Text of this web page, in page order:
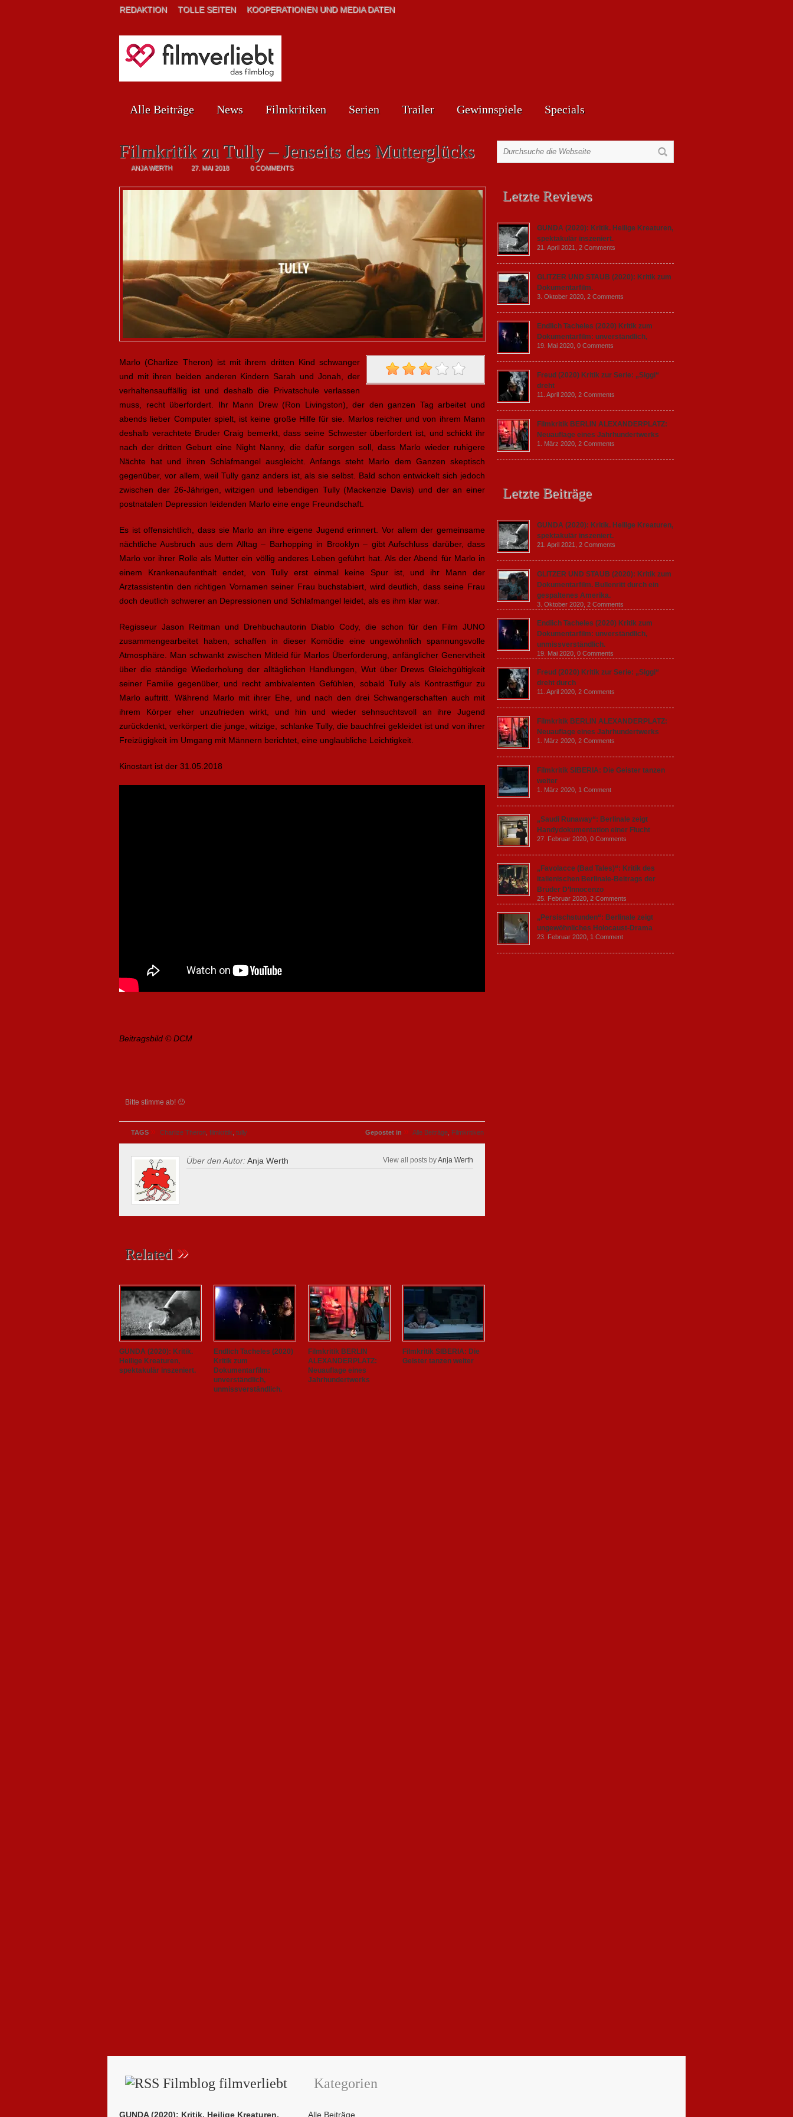
REDAKTION TOLLE SEITEN KOOPERATIONEN UND MEDIA DATEN
Alle Beiträge News Filmkritiken Serien Trailer Gewinnspiele Specials
Filmkritik zu Tully – Jenseits des Mutterglücks
ANJA WERTH 27. MAI 2018 0 COMMENTS
Marlo (Charlize Theron) ist mit ihrem dritten Kind schwanger
und mit ihren beiden anderen Kindern Sarah und Jonah, der
verhaltensauffällig ist und deshalb die Privatschule verlassen
muss, recht überfordert. Ihr Mann Drew (Ron Livingston), der den ganzen Tag arbeitet und
abends lieber Computer spielt, ist keine große Hilfe für sie. Marlos reicher und von ihrem Mann
deshalb verachtete Bruder Craig bemerkt, dass seine Schwester überfordert ist, und schickt ihr
nach der dritten Geburt eine Night Nanny, die dafür sorgen soll, dass Marlo wieder ruhigere
Nächte hat und ihren Schlafmangel ausgleicht. Anfangs steht Marlo dem Ganzen skeptisch
gegenüber, vor allem, weil Tully ganz anders ist, als sie selbst. Bald schon entwickelt sich jedoch
zwischen der 26-Jährigen, witzigen und lebendigen Tully (Mackenzie Davis) und der an einer
postnatalen Depression leidenden Marlo eine enge Freundschaft.
Es ist offensichtlich, dass sie Marlo an ihre eigene Jugend erinnert. Vor allem der gemeinsame
nächtliche Ausbruch aus dem Alltag – Barhopping in Brooklyn – gibt Aufschluss darüber, dass
Marlo vor ihrer Rolle als Mutter ein völlig anderes Leben geführt hat. Als der Abend für Marlo in
einem Krankenaufenthalt endet, von Tully erst einmal keine Spur ist, und ihr Mann der
Arztassistentin den richtigen Vornamen seiner Frau buchstabiert, wird deutlich, dass seine Frau
doch deutlich schwerer an Depressionen und Schlafmangel leidet, als es ihm klar war.
Regisseur Jason Reitman und Drehbuchautorin Diablo Cody, die schon für den Film JUNO
zusammengearbeitet haben, schaffen in dieser Komödie eine ungewöhnlich spannungsvolle
Atmosphäre. Man schwankt zwischen Mitleid für Marlos Überforderung, anfänglicher Genervtheit
über die ständige Wiederholung der alltäglichen Handlungen, Wut über Drews Gleichgültigkeit
seiner Familie gegenüber, und recht ambivalenten Gefühlen, sobald Tully als Kontrastfigur zu
Marlo auftritt. Während Marlo mit ihrer Ehe, und nach den drei Schwangerschaften auch mit
ihrem Körper eher unzufrieden wirkt, und hin und wieder sehnsuchtsvoll an ihre Jugend
zurückdenkt, verkörpert die junge, witzige, schlanke Tully, die bauchfrei gekleidet ist und von ihrer
Freizügigkeit im Umgang mit Männern berichtet, eine unglaubliche Leichtigkeit.
Kinostart ist der 31.05.2018
Beitragsbild © DCM
Bitte stimme ab! 🙂
TAGS » Charlize Theron filmkritik tully Gepostet in » Alle Beiträge Filmkritiken
Über den Autor:Anja Werth View all posts byAnja Werth
Related »
GUNDA (2020): Kritik.
Heilige Kreaturen,
spektakulär inszeniert.
Endlich Tacheles (2020)
Kritik zum
Dokumentarfilm:
unverständlich,
unmissverständlich.
Filmkritik BERLIN
ALEXANDERPLATZ:
Neuauflage eines
Jahrhundertwerks
Filmkritik SIBERIA: Die
Geister tanzen weiter
Letzte Reviews
GUNDA (2020): Kritik. Heilige Kreaturen,
spektakulär inszeniert.
21. April 2021, 2 Comments
GLITZER UND STAUB (2020): Kritik zum
Dokumentarfilm.
3. Oktober 2020, 2 Comments
Endlich Tacheles (2020) Kritik zum
Dokumentarfilm: unverständlich,
19. Mai 2020, 0 Comments
Freud (2020) Kritik zur Serie: „Siggi“
dreht
11. April 2020, 2 Comments
Filmkritik BERLIN ALEXANDERPLATZ:
Neuauflage eines Jahrhundertwerks
1. März 2020, 2 Comments
Letzte Beiträge
GUNDA (2020): Kritik. Heilige Kreaturen,
spektakulär inszeniert.
21. April 2021, 2 Comments
GLITZER UND STAUB (2020): Kritik zum
Dokumentarfilm. Bullenritt durch ein
gespaltenes Amerika.
3. Oktober 2020, 2 Comments
Endlich Tacheles (2020) Kritik zum
Dokumentarfilm: unverständlich,
unmissverständlich.
19. Mai 2020, 0 Comments
Freud (2020) Kritik zur Serie: „Siggi“
dreht durch
11. April 2020, 2 Comments
Filmkritik BERLIN ALEXANDERPLATZ:
Neuauflage eines Jahrhundertwerks
1. März 2020, 2 Comments
Filmkritik SIBERIA: Die Geister tanzen
weiter
1. März 2020, 1 Comment
„Saudi Runaway“: Berlinale zeigt
Handydokumentation einer Flucht
27. Februar 2020, 0 Comments
„Favolacce (Bad Tales)“: Kritik des
italienischen Berlinale-Beitrags der
Brüder D’Innocenzo
25. Februar 2020, 2 Comments
„Persischstunden“: Berlinale zeigt
ungewöhnliches Holocaust-Drama
23. Februar 2020, 1 Comment
Filmblog filmverliebt
GUNDA (2020): Kritik. Heilige Kreaturen,
Kategorien
Alle Beiträge